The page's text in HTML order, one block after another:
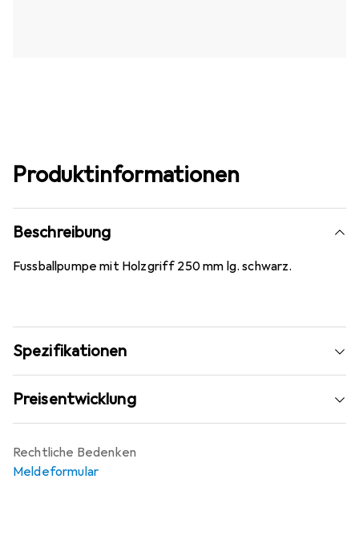
Produktinformationen
Beschreibung
Fussballpumpe mit Holzgriff 250 mm lg. schwarz.
Spezifikationen
Preisentwicklung
Rechtliche Bedenken
Meldeformular